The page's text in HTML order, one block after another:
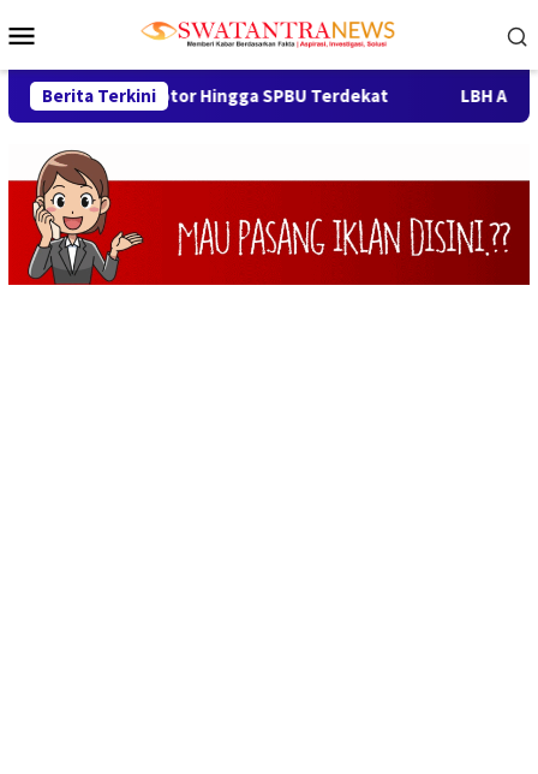
ke
Mobile
Berita Terkini
Derek Motor Hingga SPBU Terdekat LBH Arya